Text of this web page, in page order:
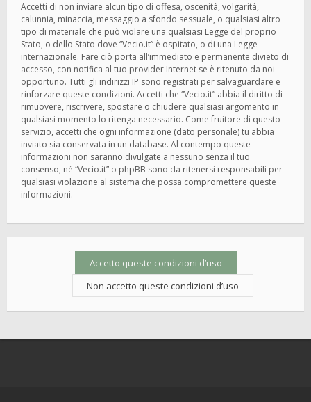
Accetti di non inviare alcun tipo di offesa, oscenità, volgarità,
calunnia, minaccia, messaggio a sfondo sessuale, o qualsiasi altro
tipo di materiale che può violare una qualsiasi Legge del proprio
Stato, o dello Stato dove “Vecio.it” è ospitato, o di una Legge
internazionale. Fare ciò porta all’immediato e permanente divieto di
accesso, con notifica al tuo provider Internet se è ritenuto da noi
opportuno. Tutti gli indirizzi IP sono registrati per salvaguardare e
rinforzare queste condizioni. Accetti che “Vecio.it” abbia il diritto di
rimuovere, riscrivere, spostare o chiudere qualsiasi argomento in
qualsiasi momento lo ritenga necessario. Come fruitore di questo
servizio, accetti che ogni informazione (dato personale) tu abbia
inviato sia conservata in un database. Al contempo queste
informazioni non saranno divulgate a nessuno senza il tuo
consenso, né “Vecio.it” o phpBB sono da ritenersi responsabili per
qualsiasi violazione al sistema che possa compromettere queste
informazioni.